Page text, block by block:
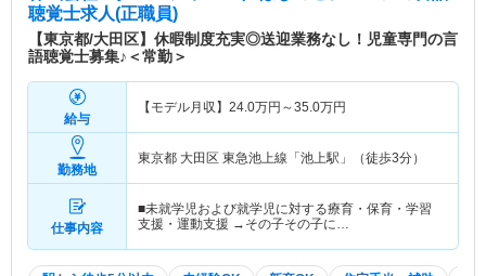
聴覚士求人(正職員)
【東京都/大田区】休暇制度充実◎送迎業務なし！児童専門の言
語聴覚士募集♪＜常勤＞
給与
【モデル月収】 24.0万円～35.0万円
勤務地
東京都 大田区 東急池上線「池上駅」（徒歩3分）
仕事内容
■未就学児および就学児に対する療育・保育・学習
支援・運動支援 →その子その子に…